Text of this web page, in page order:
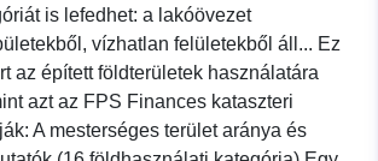
is lefedhet: a lakóövezet
vízhatlan felületekből áll... Ez
az épített földterületek használatára
azt az FPS Finances kataszteri
A mesterséges terület aránya és